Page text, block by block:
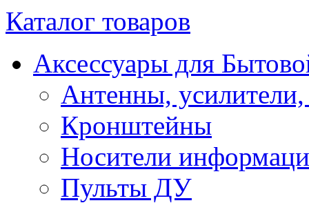
Каталог товаров
Аксессуары для
Антенны, усилители,
Кронштейны
Носители
Пульты ДУ